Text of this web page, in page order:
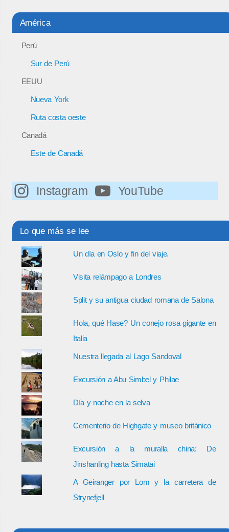
América
Perú
Sur de Perú
EEUU
Nueva York
Ruta costa oeste
Canadá
Este de Canadá
Instagram YouTube
Lo que más se lee
Un día en Oslo y fin del viaje.
Visita relámpago a Londres
Split y su antigua ciudad romana de Salona
Hola, qué Hase? Un conejo rosa gigante en
Italia
Nuestra llegada al Lago Sandoval
Excursión a Abu Simbel y Philae
Día y noche en la selva
Cementerio de Highgate y museo británico
Excursión a la muralla china: De
Jinshanling hasta Simatai
A Geiranger por Lom y la carretera de
Strynefjell